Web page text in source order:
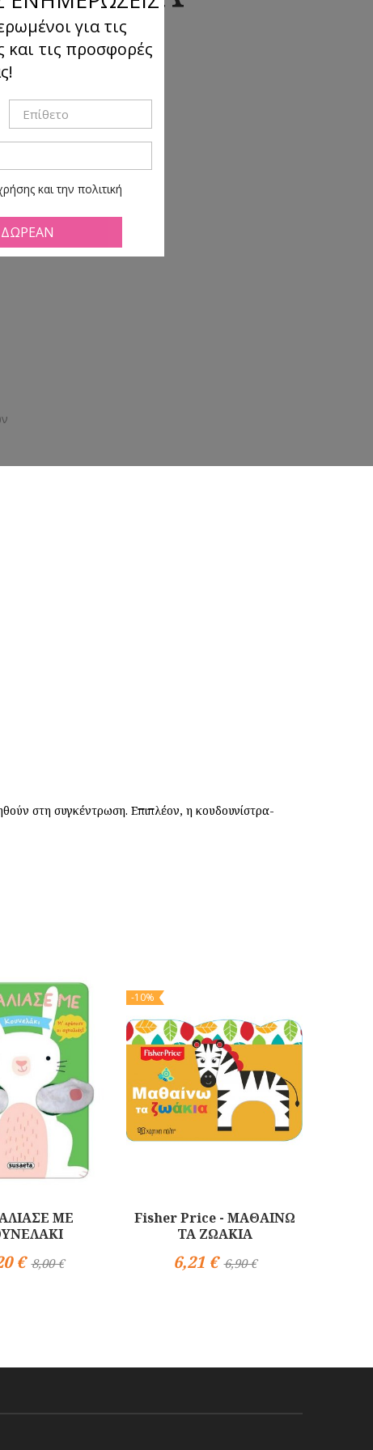
στη συγκέντρωση. Επιπλέον, η κουδουνίστρα-
ΜΕ
€ 8,00 €
-10%
Fisher Price - ΜΑΘΑΙΝΩ
ΤΑ ΖΩΑΚΙΑ
6,21 € 6,90 €
για τις
και τις προσφορές
και την πολιτική